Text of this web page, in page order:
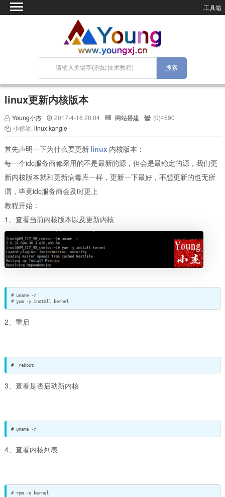
工具箱
网站搭建
关于Blog
宝塔面板
linux更新内核版本
Young小杰 2017-4-16 20:04 网站搭建
(0)4690
小标签:linuxkangle
首先声明一下为什么要更新 linux 内核版本：
每一个idc服务商都采用的不是最新的源，但会是最稳定的源，我们更
新内核版本就和更新病毒库一样，更新一下最好，不想更新的也无所
谓，毕竟idc服务商会及时更上
教程开始：
1、查看当前内核版本以及更新内核
# uname -r
# yum -y install kernel
2、重启
#  reboot
3、查看是否启动新内核
# uname -r
4、查看内核列表
# rpm -q kernel